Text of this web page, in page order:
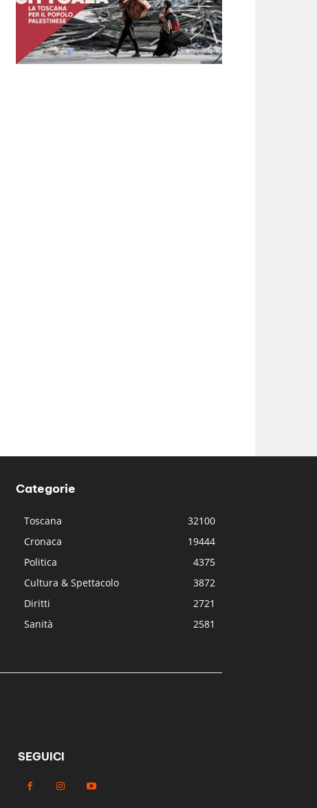
Categorie
Toscana
32100
Cronaca
19444
Politica
4375
Cultura & Spettacolo
3872
Diritti
2721
Sanità
2581
SEGUICI